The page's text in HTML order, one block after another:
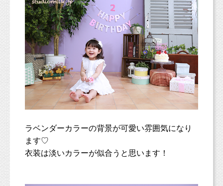
ラベンダーカラーの背景が可愛い雰囲気になり
ます♡
衣装は淡いカラーが似合うと思います！